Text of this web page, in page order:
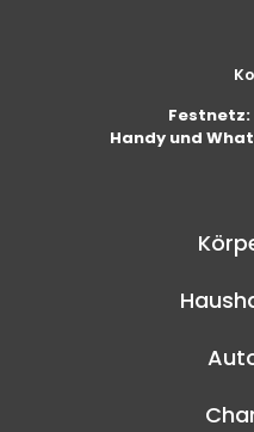
Festnetz:
Handy und